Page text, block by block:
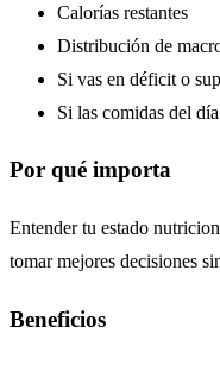
Calorías restantes
Distribución de
Si vas en déficit o
Si las comidas del
Por qué importa
Entender tu estado
tomar mejores decisiones
Beneficios